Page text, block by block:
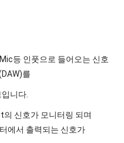
등 인풋으로 들어오는 신호
를
니다.
신호가 모니터링 되며
에서 출력되는 신호가